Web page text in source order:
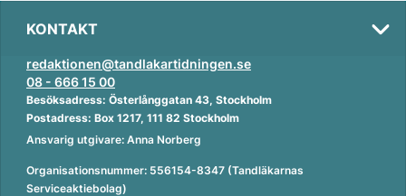
KONTAKT
redaktionen@tandlakartidningen.se
08 - 666 15 00
Besöksadress: Österlånggatan 43, Stockholm
Postadress: Box 1217, 111 82 Stockholm
Ansvarig utgivare: Anna Norberg
Organisationsnummer: 556154-8347 (Tandläkarnas
Serviceaktiebolag)